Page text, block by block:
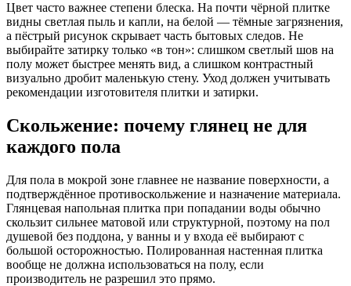
Цвет часто важнее степени блеска. На почти чёрной плитке
видны светлая пыль и капли, на белой — тёмные загрязнения,
а пёстрый рисунок скрывает часть бытовых следов. Не
выбирайте затирку только «в тон»: слишком светлый шов на
полу может быстрее менять вид, а слишком контрастный
визуально дробит маленькую стену. Уход должен учитывать
рекомендации изготовителя плитки и затирки.
Скольжение: почему глянец не для
каждого пола
Для пола в мокрой зоне главнее не название поверхности, а
подтверждённое противоскольжение и назначение материала.
Глянцевая напольная плитка при попадании воды обычно
скользит сильнее матовой или структурной, поэтому на пол
душевой без поддона, у ванны и у входа её выбирают с
большой осторожностью. Полированная настенная плитка
вообще не должна использоваться на полу, если
производитель не разрешил это прямо.